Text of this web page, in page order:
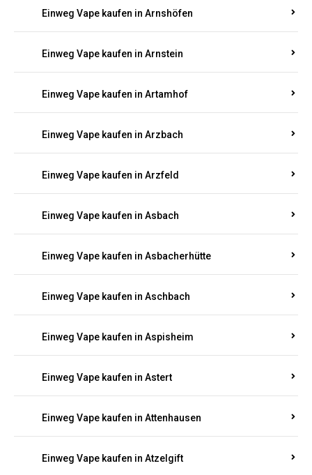
Einweg Vape kaufen in Arnshöfen
Einweg Vape kaufen in Arnstein
Einweg Vape kaufen in Artamhof
Einweg Vape kaufen in Arzbach
Einweg Vape kaufen in Arzfeld
Einweg Vape kaufen in Asbach
Einweg Vape kaufen in Asbacherhütte
Einweg Vape kaufen in Aschbach
Einweg Vape kaufen in Aspisheim
Einweg Vape kaufen in Astert
Einweg Vape kaufen in Attenhausen
Einweg Vape kaufen in Atzelgift